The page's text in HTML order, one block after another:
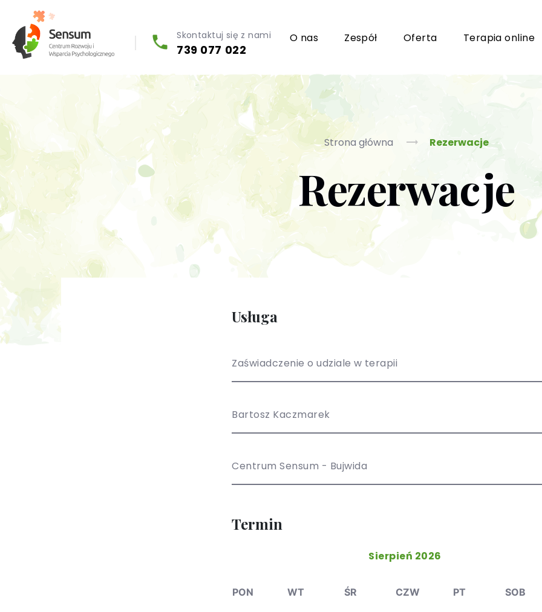
Skontaktuj się z nami
739 077 022
O nas Zespół Oferta Terapia online
Diagnoza psychologiczna (testy psychologiczne)
Konsultacja biegłego psychologa
Psychoterapia indywidualna (PL / EN)
Wsparcie dla firm
Grupy wsparcia i TUSy dla osób dorosłych
Poradnictwo seksuologiczne
Psychoterapia par i małżeństwa
Terapia uzależnień (PL / EN)
Strona główna Rezerwacje
Rezerwacje
Usługa
Zaświadczenie o udziale w terapii
Bartosz Kaczmarek
Centrum Sensum - Bujwida
Termin
Sierpień 2026
PON WT ŚR CZW PT SOB